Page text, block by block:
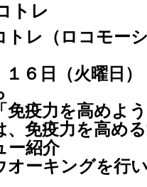
トレ
トレ（ロコモー
６日（火曜日）
免疫力を高めよ
、免疫力を高め
ー紹介
オーキングを行